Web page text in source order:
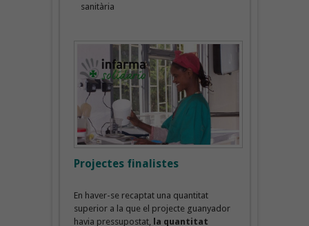
sanitària
Projectes finalistes
En haver-se recaptat una quantitat
superior a la que el projecte guanyador
havia pressupostat,
la quantitat